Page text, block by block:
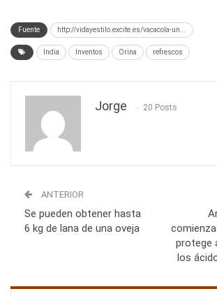
Fuente http://vidayestilo.excite.es/vacacola-un...
India Inventos Orina refrescos
Jorge 20 Posts
ANTERIOR
Se pueden obtener hasta
6 kg de lana de una oveja
protege
los